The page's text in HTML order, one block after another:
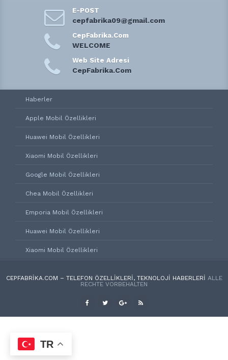
E-POST
cepfabrika09@gmail.com
CepFabrika.Com
WELCOME
Web Site Adresi
CepFabrika.Com
Haberler
Apple Mobil Özellikleri
Huawei Mobil Özellikleri
Xiaomi Mobil Özellikleri
Google Mobil Özellikleri
Chea Mobil Özellikleri
Emporia Mobil Özellikleri
Huawei Mobil Özellikleri
Xiaomi Mobil Özellikleri
CEPFABRIKA.COM – TELEFON ÖZELLIKLERI, TEKNOLOJI HABERLERI ALLE
RECHTE VORBEHALTEN
TR